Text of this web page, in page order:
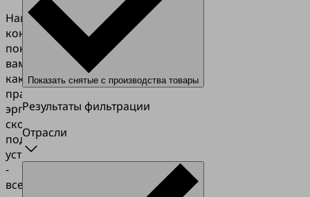
Наш
конфигуратор
покажет
вам,
как
правильно,
эргономично
сконструировать
подъемное
устройство
-
всего
Показать снятые с производства товары
Результаты фильтрации
Отрасли